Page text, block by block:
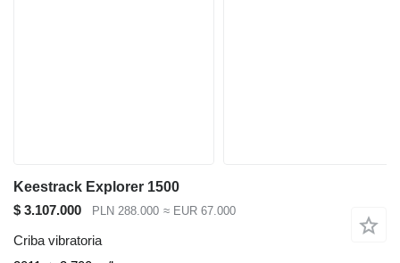
Keestrack Explorer 1500
$ 3.107.000
PLN 288.000 ≈ EUR 67.000
Criba vibratoria